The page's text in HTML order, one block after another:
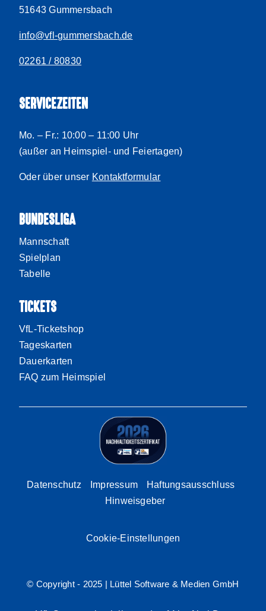
51643 Gummersbach
info@vfl-gummersbach.de
02261 / 80830
SERVICEZEITEN
Mo. – Fr.: 10:00 – 11:00 Uhr
(außer an Heimspiel- und Feiertagen)
Oder über unser Kontaktformular
BUNDESLIGA
Mannschaft
Spielplan
Tabelle
TICKETS
VfL-Ticketshop
Tageskarten
Dauerkarten
FAQ zum Heimspiel
Datenschutz Impressum
Haftungsausschluss
Hinweisgeber
Cookie-Einstellungen
© Copyright - 2025 | Lüttel Software & Medien GmbH